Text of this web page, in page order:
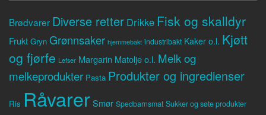
Brødvarer Diverse retter Drikke Fisk og skalldyr
Frukt Gryn Grønnsaker hjemmebakt industribakt Kaker o.l. Kjøtt
og fjørfe Lefser Margarin Matolje o.l. Melk og
melkeprodukter Pasta Produkter og ingredienser
Ris RåvarerSmør Spedbarnsmat Sukker og søte produkter